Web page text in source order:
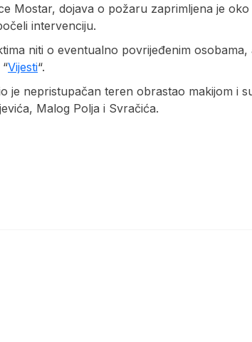
Mostar, dojava o požaru zaprimljena je oko
intervenciju.
niti o eventualno povrijeđenim
Vijesti“.
je nepristupačan teren obrastao makijom i
Malog Polja i Svračića.